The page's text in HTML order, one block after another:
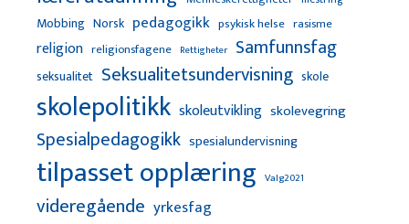
Mobbing Norsk pedagogikk psykisk helse rasisme
religion religionsfagene Rettigheter Samfunnsfag
seksualitet Seksualitetsundervisning skole
skolepolitikk skoleutvikling skolevegring
Spesialpedagogikk spesialundervisning
tilpasset opplæring Valg2021
videregående yrkesfag